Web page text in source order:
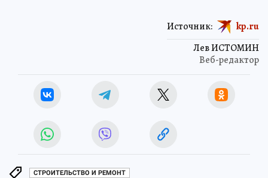
Лев ИСТОМИН
Веб-редактор
Источник: kp.ru
СТРОИТЕЛЬСТВО И РЕМОНТ